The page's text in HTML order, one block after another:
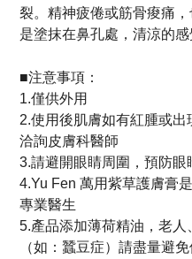
裂。 精神疲倦或筋骨痠痛
是塗抹在鼻孔處，清涼的感
■注意事項 ：
1.僅供外用
2.使用後肌膚如有紅腫或
洽詢皮膚科醫師
3.請避開眼睛周圍 ， 預防眼
4.Yu Fen 萬用紫草護膚膏
專業醫生
5.產品添加薄荷精油，老
（如：蠶豆症）請盡量避